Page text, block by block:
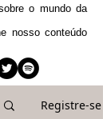
o mundo da
nosso conteúdo
Registre-se